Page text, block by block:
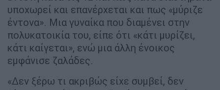
υποχωρεί και επανέρχεται και πως «μύριζε
έντονα». Μια γυναίκα που διαμένει στην
πολυκατοικία του, είπε ότι «κάτι μυρίζει,
κάτι καίγεται», ενώ μια άλλη ένοικος
εμφάνισε ζαλάδες.
«Δεν ξέρω τι ακριβώς είχε συμβεί, δεν